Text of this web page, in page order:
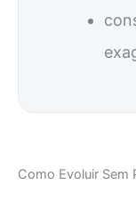
Como Evoluir Sem